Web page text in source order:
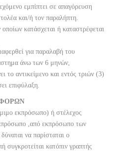
εμπίπτει σε απαγόρευση
και/ή τον παραλήπτη.
κατάσχεται ή καταστρέφεται
για παραλαβή του
άνω των 6 μηνών,
αντικείμενο και εντός τριών (3)
επιφύλαξη.
εκπρόσωπο) ή στέλεχος
,από εκπρόσωπο των
να παρίσταται ο
συγκροτείται κατόπιν γραπτής